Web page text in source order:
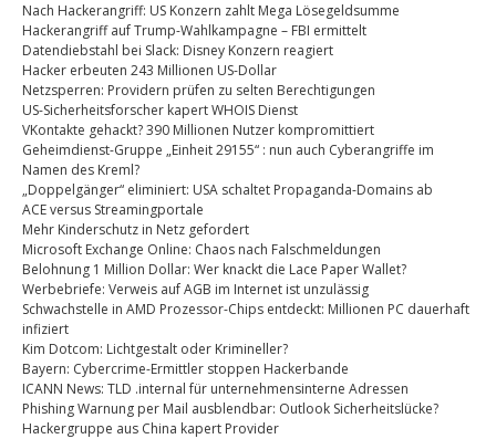
Nach Hackerangriff: US Konzern zahlt Mega Lösegeldsumme
Hackerangriff auf Trump-Wahlkampagne – FBI ermittelt
Datendiebstahl bei Slack: Disney Konzern reagiert
Hacker erbeuten 243 Millionen US-Dollar
Netzsperren: Providern prüfen zu selten Berechtigungen
US-Sicherheitsforscher kapert WHOIS Dienst
VKontakte gehackt? 390 Millionen Nutzer kompromittiert
Geheimdienst-Gruppe „Einheit 29155“ : nun auch Cyberangriffe im
Namen des Kreml?
„Doppelgänger“ eliminiert: USA schaltet Propaganda-Domains ab
ACE versus Streamingportale
Mehr Kinderschutz in Netz gefordert
Microsoft Exchange Online: Chaos nach Falschmeldungen
Belohnung 1 Million Dollar: Wer knackt die Lace Paper Wallet?
Werbebriefe: Verweis auf AGB im Internet ist unzulässig
Schwachstelle in AMD Prozessor-Chips entdeckt: Millionen PC dauerhaft
infiziert
Kim Dotcom: Lichtgestalt oder Krimineller?
Bayern: Cybercrime-Ermittler stoppen Hackerbande
ICANN News: TLD .internal für unternehmensinterne Adressen
Phishing Warnung per Mail ausblendbar: Outlook Sicherheitslücke?
Hackergruppe aus China kapert Provider